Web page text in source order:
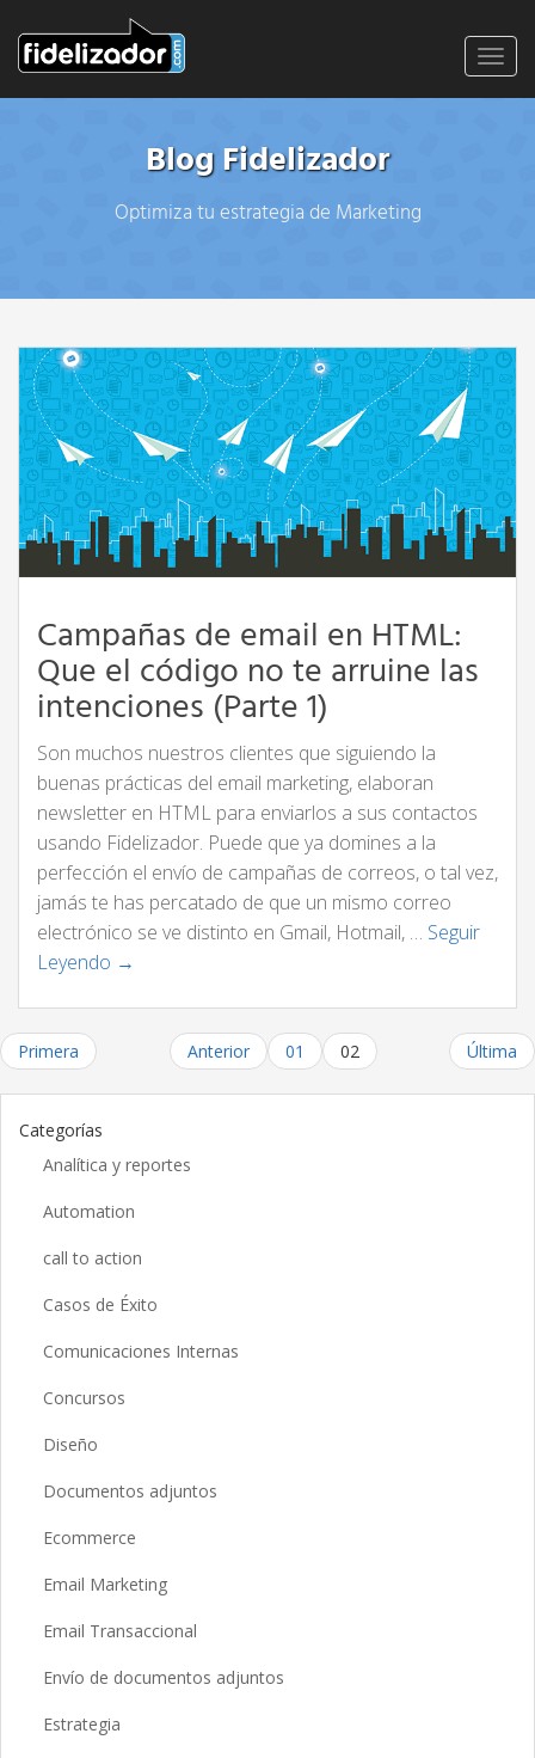
Blog Fidelizador
Optimiza tu estrategia de Marketing
Campañas de email en HTML:
Que el código no te arruine las
intenciones (Parte 1)
Son muchos nuestros clientes que siguiendo la
buenas prácticas del email marketing, elaboran
newsletter en HTML para enviarlos a sus contactos
usando Fidelizador. Puede que ya domines a la
perfección el envío de campañas de correos, o tal vez,
jamás te has percatado de que un mismo correo
electrónico se ve distinto en Gmail, Hotmail, … Seguir
Leyendo →
Primera Anterior 01 02 Última
Categorías
Analítica y reportes
Automation
call to action
Casos de Éxito
Comunicaciones Internas
Concursos
Diseño
Documentos adjuntos
Ecommerce
Email Marketing
Email Transaccional
Envío de documentos adjuntos
Estrategia